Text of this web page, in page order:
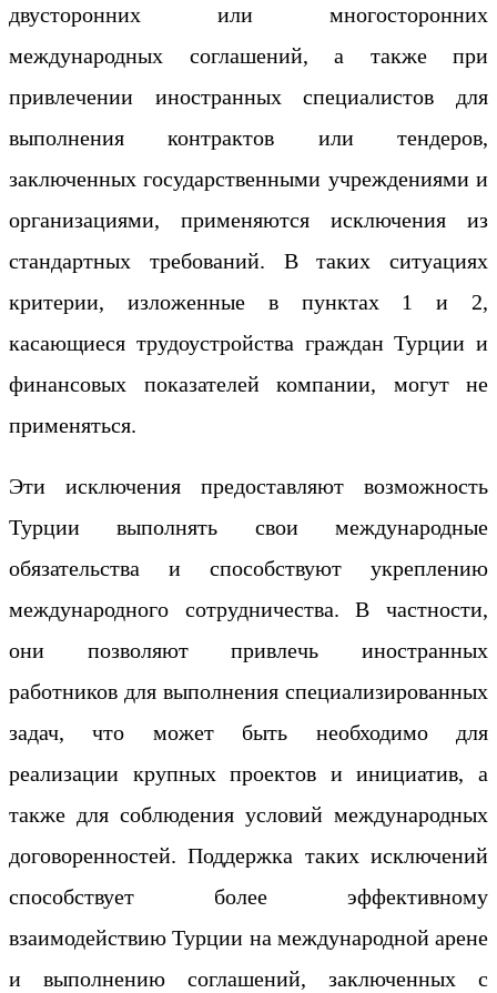
двусторонних или многосторонних
международных соглашений, а также при
привлечении иностранных специалистов для
выполнения контрактов или тендеров,
заключенных государственными учреждениями и
организациями, применяются исключения из
стандартных требований. В таких ситуациях
критерии, изложенные в пунктах 1 и 2,
касающиеся трудоустройства граждан Турции и
финансовых показателей компании, могут не
применяться.
Эти исключения предоставляют возможность
Турции выполнять свои международные
обязательства и способствуют укреплению
международного сотрудничества. В частности,
они позволяют привлечь иностранных
работников для выполнения специализированных
задач, что может быть необходимо для
реализации крупных проектов и инициатив, а
также для соблюдения условий международных
договоренностей. Поддержка таких исключений
способствует более эффективному
взаимодействию Турции на международной арене
и выполнению соглашений, заключенных с